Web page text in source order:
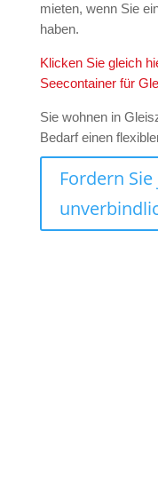
mieten, wenn Sie
haben.
Klicken Sie gleich
Seecontainer für
Sie wohnen in
Bedarf einen
Fordern